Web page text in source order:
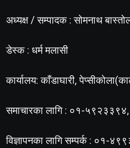
अध्यक्ष / सम्पादक : सोमनाथ
डेस्क : धर्म मलासी
कार्यालय: काँडाघारी,
समाचारका लागि : ०१-
विज्ञापनका लागि सम्पर्क : ०१-